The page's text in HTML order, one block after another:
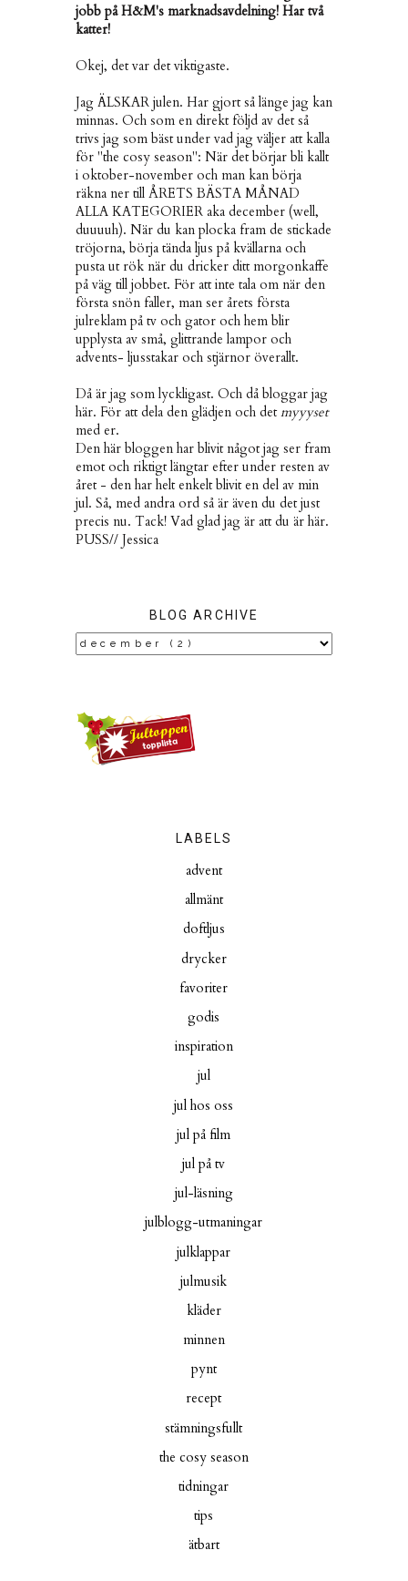
jobb på H&M's marknadsavdelning! Har två
katter!
Okej, det var det viktigaste.
Jag ÄLSKAR julen. Har gjort så länge jag kan
minnas. Och som en direkt följd av det så
trivs jag som bäst under vad jag väljer att kalla
för "the cosy season": När det börjar bli kallt
i oktober-november och man kan börja
räkna ner till ÅRETS BÄSTA MÅNAD
ALLA KATEGORIER aka december (well,
duuuuh). När du kan plocka fram de stickade
tröjorna, börja tända ljus på kvällarna och
pusta ut rök när du dricker ditt morgonkaffe
på väg till jobbet. För att inte tala om när den
första snön faller, man ser årets första
julreklam på tv och gator och hem blir
upplysta av små, glittrande lampor och
advents- ljusstakar och stjärnor överallt.
Då är jag som lyckligast. Och då bloggar jag
här. För att dela den glädjen och detmyyyset
med er.
Den här bloggen har blivit något jag ser fram
emot och riktigt längtar efter under resten av
året - den har helt enkelt blivit en del av min
jul. Så, med andra ord så är även du det just
precis nu. Tack! Vad glad jag är att du är här.
PUSS// Jessica
BLOG ARCHIVE
LABELS
advent
allmänt
doftljus
drycker
favoriter
godis
inspiration
jul
jul hos oss
jul på film
jul på tv
jul-läsning
julblogg-utmaningar
julklappar
julmusik
kläder
minnen
pynt
recept
stämningsfullt
the cosy season
tidningar
tips
ätbart